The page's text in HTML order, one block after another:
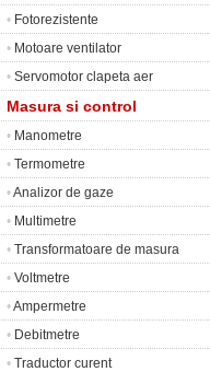
• Fotorezistente
• Motoare ventilator
• Servomotor clapeta aer
Masura si control
• Manometre
• Termometre
•Analizor de gaze
• Multimetre
• Transformatoare de masura
• Voltmetre
•Ampermetre
• Debitmetre
• Traductor curent